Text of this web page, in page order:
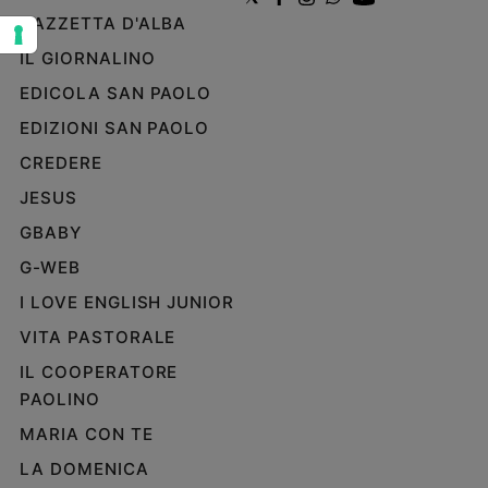
e
giovani
Bioetica
Riflessioni
Foto
Video
Privacy
GAZZETTA D'ALBA
IL GIORNALINO
EDICOLA SAN PAOLO
EDIZIONI SAN PAOLO
CREDERE
JESUS
GBABY
G-WEB
I LOVE ENGLISH JUNIOR
VITA PASTORALE
IL COOPERATORE
PAOLINO
MARIA CON TE
LA DOMENICA